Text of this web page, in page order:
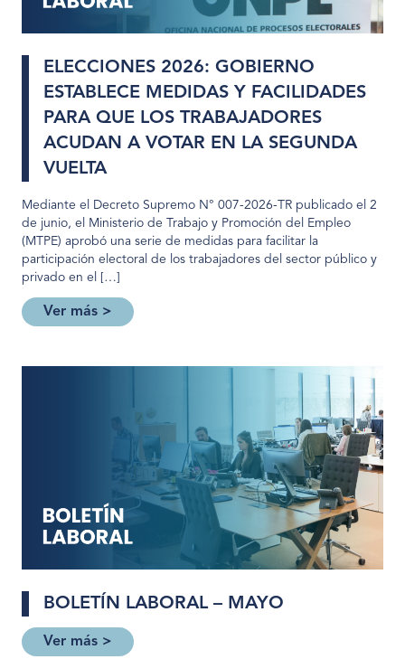
ELECCIONES 2026: GOBIERNO
ESTABLECE MEDIDAS Y FACILIDADES
PARA QUE LOS TRABAJADORES
ACUDAN A VOTAR EN LA SEGUNDA
VUELTA
Mediante el Decreto Supremo N° 007-2026-TR publicado el 2
de junio, el Ministerio de Trabajo y Promoción del Empleo
(MTPE) aprobó una serie de medidas para facilitar la
participación electoral de los trabajadores del sector público y
privado en el […]
Ver más >
BOLETÍN LABORAL – MAYO
Ver más >